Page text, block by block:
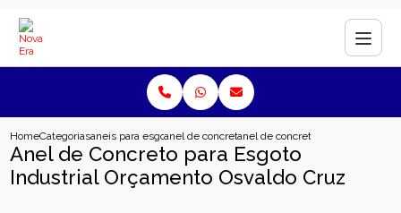
HomeCategoriasaneis para esgotoanel de concreto para poco de visita
anel de concreto para esgoto
Anel de Concreto para Esgoto
Industrial Orçamento Osvaldo Cruz